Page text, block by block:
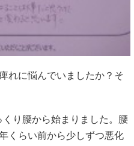
れに悩んでいましたか？そ
り腰から始まりました。腰
くらい前から少しずつ悪化